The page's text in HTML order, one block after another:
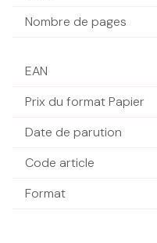
Nombre de pages
EAN
Prix du format Papier
Date de parution
Code article
Format